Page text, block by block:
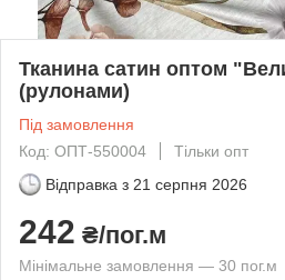
Тканина сатин оптом
(рулонами)
Під замовлення
Код: ОПТ-550004
Тільки опт
Відправка з 21 серпня 2026
242 ₴/пог.м
Мінімальне замовлення — 30 пог.м